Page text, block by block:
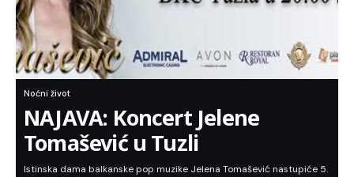
Noćni život
NAJAVA: Koncert Jelene
Tomašević u Tuzli
Istinska dama balkanske pop muzike Jelena Tomašević nastupiće 5.